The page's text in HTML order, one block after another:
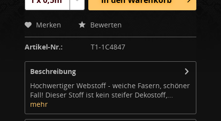
Merken Bewerten
Artikel-Nr.: T1-1C4847
Beschreibung
Hochwertiger Webstoff - weiche Fasern, schöner
Fall! Dieser Stoff ist kein steifer Dekostoff,...
mehr